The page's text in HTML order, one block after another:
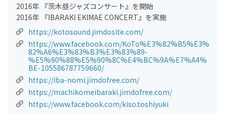
2016年 『茨木昼ジャズコンサート』を開始
2016年 『IBARAKI EKIMAE CONCERT』を実施
https://kotosound.jimdosite.com/
https://www.facebook.com/KoTo%E3%82%B5%E3%
82%A6%E3%83%B3%E3%83%89-
%E5%90%88%E5%90%8C%E4%BC%9A%E7%A4%
BE-105586787759660/
https://iba-nomi.jimdofree.com/
https://machikomeibaraki.jimdofree.com/
https://www.facebook.com/kiso.toshiyuki